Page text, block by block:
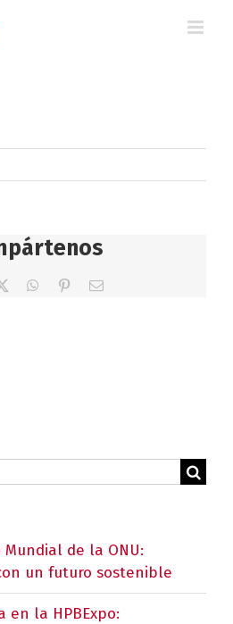
WhatsApp
PinterestCorreo
de la ONU:
un futuro sostenible
la HPBExpo: